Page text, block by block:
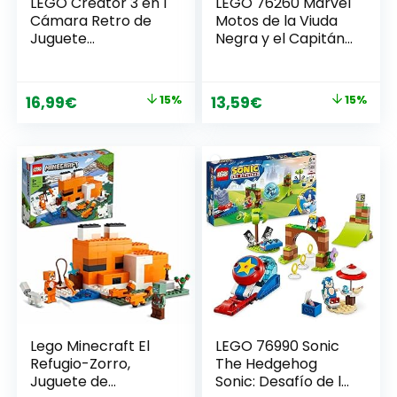
Cámara Retro de
Juguete
Televisor,
Decoración para
Accesorio de
Escritorio, Regalo
de Fotografía para
Niños y Niñas de 8
Años o Más 31147
El
original
era:
19,99€.
16,99€
actual
es:
16,99€.
15%
Motos de la Viuda
Negra y el Capitán
Ultron con 2 Motos
de Juguete de
años en adelante
El
era:
15,99€.
13,59€
actual
es:
13,59€.
15%
Lego Minecraft El
Refugio-Zorro,
Juguete de
LEGO 76990 Sonic
The Hedgehog
Sonic: Desafío de la